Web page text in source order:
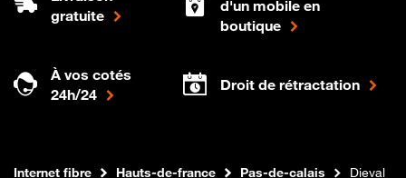
gratuite
d'un mobile en
boutique
À vos cotés
24h/24
Droit de rétractation
Boutique Orange
Internet fibre Hauts-de-france Pas-de-calais Dieval